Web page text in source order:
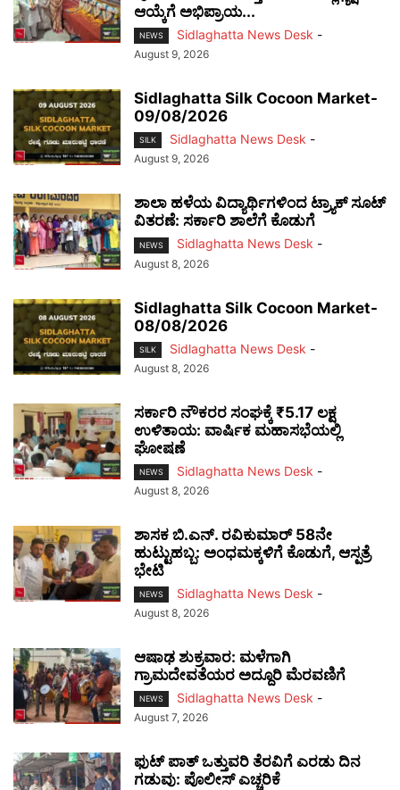
ಆಯ್ಕೆಗೆ ಅಭಿಪ್ರಾಯ...
NEWS Sidlaghatta News Desk -
August 9, 2026
Sidlaghatta Silk Cocoon Market-
09/08/2026
SILK Sidlaghatta News Desk -
August 9, 2026
ಶಾಲಾ ಹಳೆಯ ವಿದ್ಯಾರ್ಥಿಗಳಿಂದ ಟ್ರ್ಯಾಕ್‌ ಸೂಟ್
ವಿತರಣೆ: ಸರ್ಕಾರಿ ಶಾಲೆಗೆ ಕೊಡುಗೆ
NEWS Sidlaghatta News Desk -
August 8, 2026
Sidlaghatta Silk Cocoon Market-
08/08/2026
SILK Sidlaghatta News Desk -
August 8, 2026
ಸರ್ಕಾರಿ ನೌಕರರ ಸಂಘಕ್ಕೆ ₹5.17 ಲಕ್ಷ
ಉಳಿತಾಯ: ವಾರ್ಷಿಕ ಮಹಾಸಭೆಯಲ್ಲಿ
ಘೋಷಣೆ
NEWS Sidlaghatta News Desk -
August 8, 2026
ಶಾಸಕ ಬಿ.ಎನ್. ರವಿಕುಮಾರ್ 58ನೇ
ಹುಟ್ಟುಹಬ್ಬ: ಅಂಧಮಕ್ಕಳಿಗೆ ಕೊಡುಗೆ, ಆಸ್ಪತ್ರೆ
ಭೇಟಿ
NEWS Sidlaghatta News Desk -
August 8, 2026
ಆಷಾಢ ಶುಕ್ರವಾರ: ಮಳೆಗಾಗಿ
ಗ್ರಾಮದೇವತೆಯರ ಅದ್ದೂರಿ ಮೆರವಣಿಗೆ
NEWS Sidlaghatta News Desk -
August 7, 2026
ಫುಟ್‌ ಪಾತ್ ಒತ್ತುವರಿ ತೆರವಿಗೆ ಎರಡು ದಿನ
ಗಡುವು: ಪೊಲೀಸ್ ಎಚ್ಚರಿಕೆ